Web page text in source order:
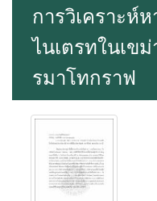
การวิเคราะห์
ไนเตรทในเข
รมาโทกราฟ